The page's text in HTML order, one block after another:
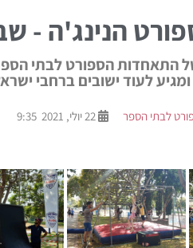
הנינג'ה -
התאחדות הספורט לבתי
לעוד ישובים ברחבי
לבתי הספר 22 יולי, 2021 9:35